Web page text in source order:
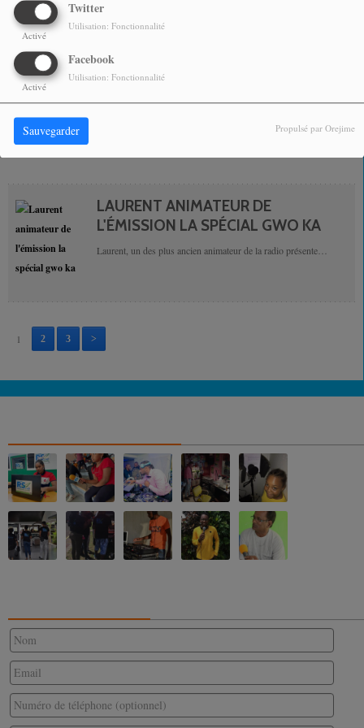
Twitter
Activé
Utilisation: Fonctionnalité
Facebook
Activé
Utilisation: Fonctionnalité
Sauvegarder Propulsé par Orejime
Journée sportive organisée par Fitform concept dans le cadre de
la 3ème édition du Lamentin en mouvement avec Jordan chargé
TROPICAL GOSPEL
LAURENT ANIMATEUR DE
L'ÉMISSION LA SPÉCIAL GWO KA
Laurent, un des plus ancien animateur de la radio présente
1 2 3 >